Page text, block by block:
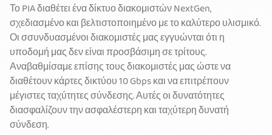
Το PIA διαθέτει ένα δίκτυο διακομιστών NextGen,
σχεδιασμένο και βελτιστοποιημένο με το καλύτερο υλισμικό.
Οι σσυνδυασμένοι διακομιστές μας εγγυώνται ότι η
υποδομή μας δεν είναι προσβάσιμη σε τρίτους.
Αναβαθμίσαμε επίσης τους διακομιστές μας ώστε να
διαθέτουν κάρτες δικτύου 10 Gbps και να επιτρέπουν
μέγιστες ταχύτητες σύνδεσης. Αυτές οι δυνατότητες
διασφαλίζουν την ασφαλέστερη και ταχύτερη δυνατή
σύνδεση.